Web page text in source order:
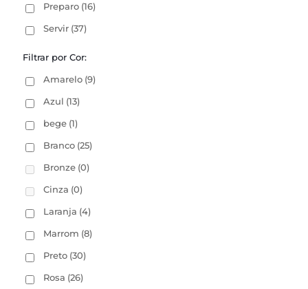
Preparo (16)
Servir (37)
Filtrar por Cor:
Amarelo (9)
Azul (13)
bege (1)
Branco (25)
Bronze (0)
Cinza (0)
Laranja (4)
Marrom (8)
Preto (30)
Rosa (26)